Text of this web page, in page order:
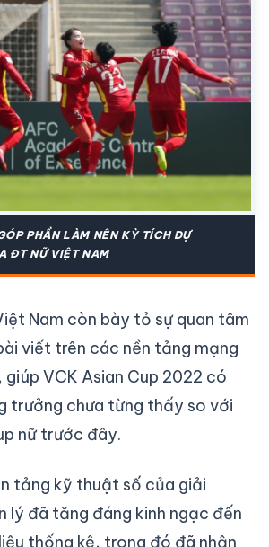
PHẦN LÀM NÊN KỲ TÍCH DỰ
ĐT NỮ VIỆT NAM
Nam còn bày tỏ sự quan tâm
viết trên các nền tảng mạng
giúp VCK Asian Cup 2022 có
trưởng chưa từng thấy so với
nữ trước đây.
tảng kỹ thuật số của giải
lý đã tăng đáng kinh ngạc đến
thống kê, trong đó đã nhận